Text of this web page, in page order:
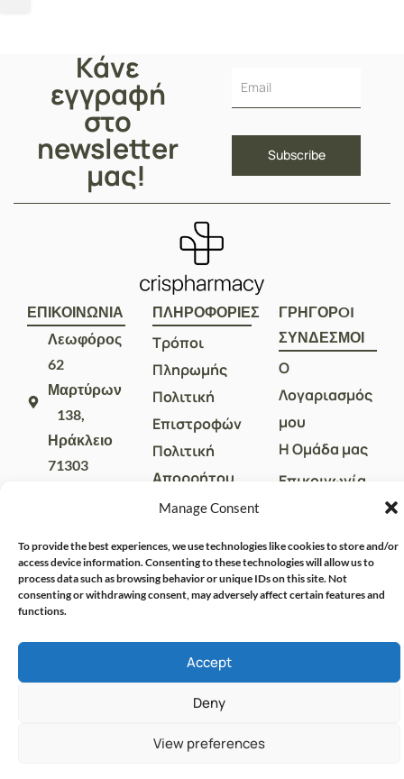
Manage Consent
To provide the best experiences, we use technologies like cookies to store and/or
access device information. Consenting to these technologies will allow us to
process data such as browsing behavior or unique IDs on this site. Not
consenting or withdrawing consent, may adversely affect certain features and
functions.
Accept
Deny
View preferences
Κάνε
εγγραφή
στο
newsletter
μας!
ΕΠΙΚΟΙΝΩΝΙΑ
Λεωφόρος
62
Μαρτύρων
138,
Ηράκλειο
71303
313857
ΠΛΗΡΟΦΟΡΙΕΣ
Τρόποι
Πληρωμής
Πολιτική
Επιστροφών
Πολιτική
Απορρήτου
Όροι Χρήσης
ΓΡΗΓΟΡOI
ΣΥΝΔΕΣΜΟΙ
Ο
Λογαριασμός
μου
Η Ομάδα μας
Επικοινωνία
CONSULTING